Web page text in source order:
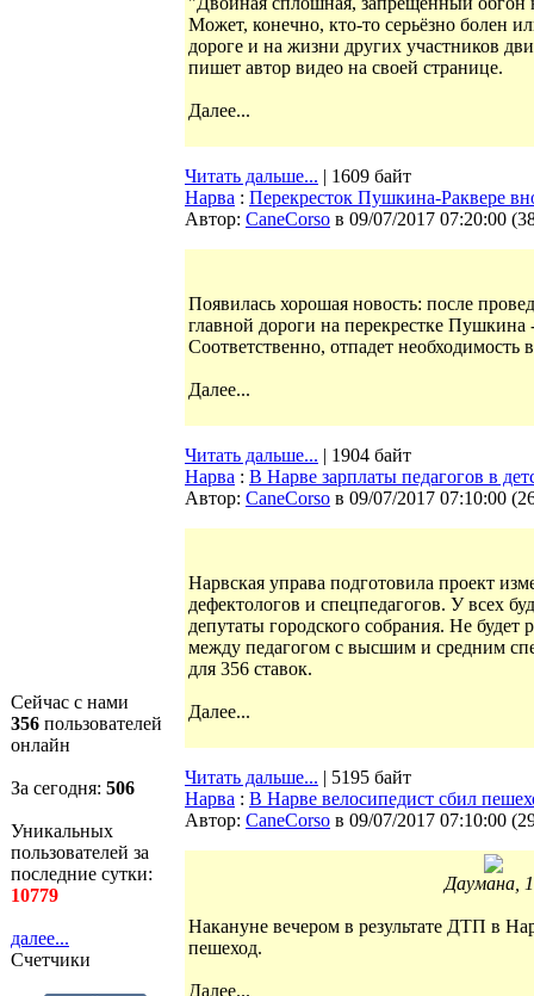
Сейчас с нами
356 пользователей
онлайн
За сегодня: 506
Уникальных
пользователей за
последние сутки:
10779
далее...
Счетчики
Может, конечно, кто-то серьёзно болен
дороге и на жизни других участников
пишет автор видео на своей странице.
Далее...
Читать дальше... | 1609 байт
Нарва : Перекресток Пушкина-Раквере
Автор: CaneCorso в 09/07/2017 07:20:00 (
Появилась хорошая новость: после
главной дороги на перекрестке
Соответственно, отпадет
Далее...
Читать дальше... | 1904 байт
Нарва : В Нарве зарплаты педагогов в
Автор: CaneCorso в 09/07/2017 07:10:00 (
Нарвская управа подготовила проект
дефектологов и спецпедагогов. У всех
депутаты городского собрания. Не
между педагогом с высшим и средним
для 356 ставок.
Далее...
Читать дальше... | 5195 байт
Нарва : В Нарве велосипедист сбил
Автор: CaneCorso в 09/07/2017 07:10:00 (
Даумана,
Накануне вечером в результате ДТП в
пешеход.
Далее...